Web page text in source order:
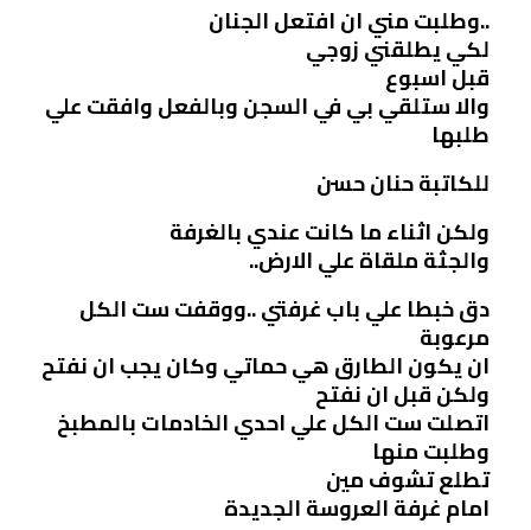
..وطلبت مني ان افتعل الجنان
لكي يطلقني زوجي
قبل اسبوع
والا ستلقي بي في السجن وبالفعل وافقت علي
طلبها
للكاتبة حنان حسن
ولكن اثناء ما كانت عندي بالغرفة
والجثة ملقاة علي الارض..
دق خبطا علي باب غرفتي ..ووقفت ست الكل
مرعوبة
ان يكون الطارق هي حماتي وكان يجب ان نفتح
ولكن قبل ان نفتح
اتصلت ست الكل علي احدي الخادمات بالمطبخ
وطلبت منها
تطلع تشوف مين
امام غرفة العروسة الجديدة